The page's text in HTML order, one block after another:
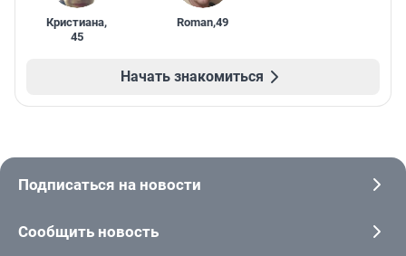
Кристиана,
45
Roman,49
Начать знакомиться
Подписаться на новости
Сообщить новость